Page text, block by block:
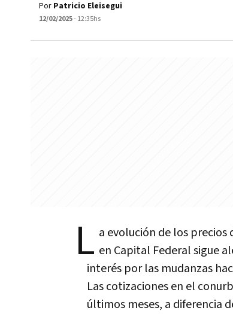
Por Patricio Eleisegui
12/02/2025- 12:35hs
L a evolución de los precios
en Capital Federal sigue
interés por las mudanzas
Las cotizaciones en el
últimos meses, a diferencia